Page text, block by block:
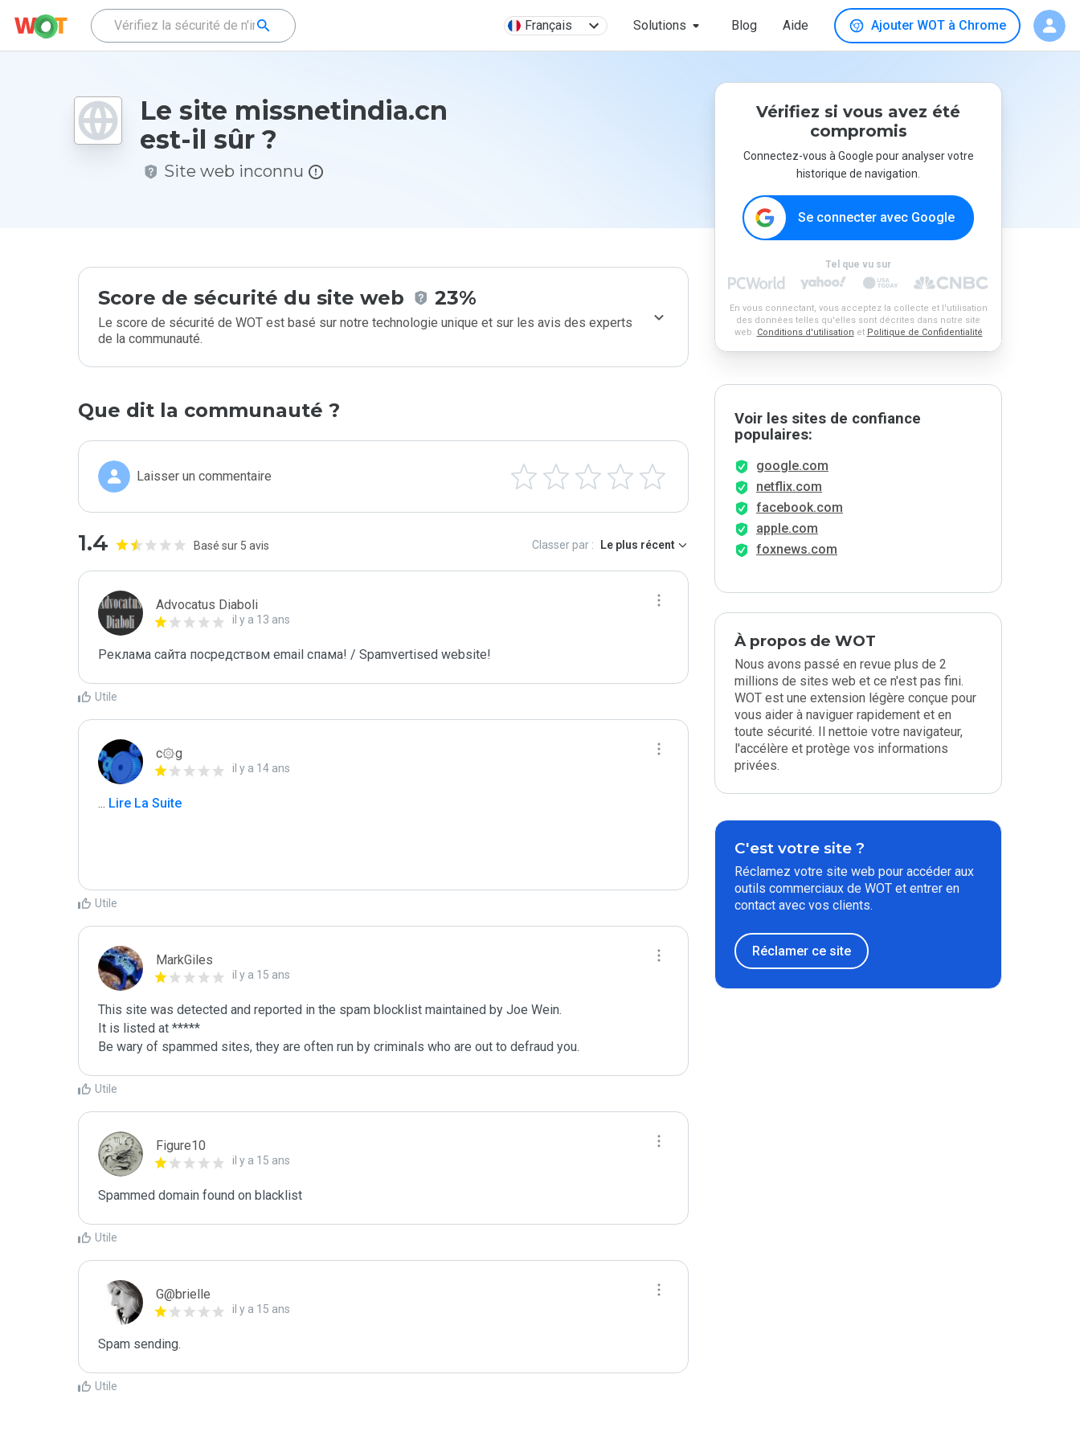
Français Solutions Blog Aide Ajouter WOT à Chrome
Le site missnetindia.cn
est-il sûr ?
Site web inconnu
Score de sécurité du site web 23%
Le score de sécurité de WOT est basé sur notre technologie unique et sur les avis des experts
de la communauté.
Que dit la communauté ?
Laisser un commentaire
1.4 Basé sur 5 avis Classer par : Le plus récent
Advocatus Diaboli
il y a 13 ans
Реклама сайта посредством email спама! / Spamvertised website!
Utile
c۞g
il y a 14 ans
... Lire La Suite
Utile
MarkGiles
il y a 15 ans
This site was detected and reported in the spam blocklist maintained by Joe Wein.
It is listed at *****
Be wary of spammed sites, they are often run by criminals who are out to defraud you.
Utile
Figure10
il y a 15 ans
Spammed domain found on blacklist
Utile
G@brielle
il y a 15 ans
Spam sending.
Utile
Vérifiez si vous avez été
compromis
Connectez-vous à Google pour analyser votre
historique de navigation.
Se connecter avec Google
Tel que vu sur
En vous connectant, vous acceptez la collecte et l'utilisation
des données telles qu'elles sont décrites dans notre site
web. Conditions d'utilisation et Politique de Confidentialité
Voir les sites de confiance
populaires:
google.com
netflix.com
facebook.com
apple.com
foxnews.com
À propos de WOT
Nous avons passé en revue plus de 2
millions de sites web et ce n'est pas fini.
WOT est une extension légère conçue pour
vous aider à naviguer rapidement et en
toute sécurité. Il nettoie votre navigateur,
l'accélère et protège vos informations
privées.
C'est votre site ?
Réclamez votre site web pour accéder aux
outils commerciaux de WOT et entrer en
contact avec vos clients.
Réclamer ce site